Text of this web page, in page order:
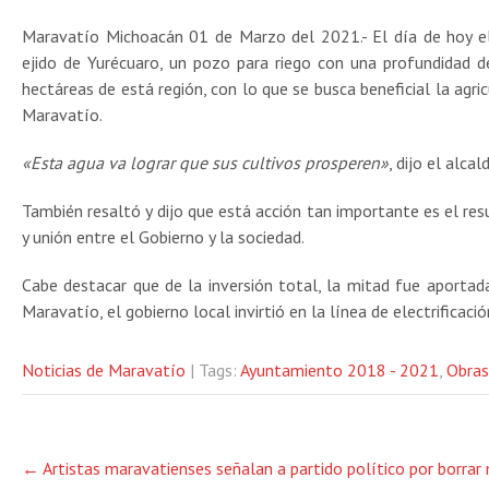
Maravatío Michoacán 01 de Marzo del 2021.- El día de hoy
ejido de Yurécuaro, un pozo para riego con una
hectáreas de está región, con lo que se busca beneficial la
Maravatío.
«Esta agua va lograr que sus cultivos prosperen», dijo el
También resaltó y dijo que está acción tan importante es el
y unión entre el Gobierno y la sociedad.
Cabe destacar que de la inversión total, la mitad fue
Maravatío, el gobierno local invirtió en la línea de
Noticias de Maravatío | Tags: Ayuntamiento 2018 - 2021, Obras
navigation
← Artistas maravatienses señalan a partido político por borrar